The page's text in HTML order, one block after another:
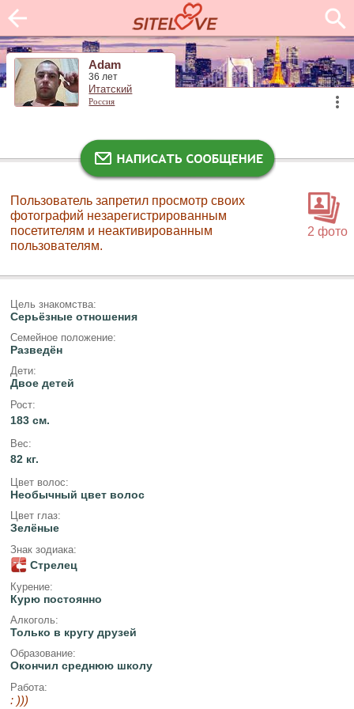
Adam
36 лет
Итатский
Россия
2 фото
Пользователь запретил просмотр своих
фотографий незарегистрированным
посетителям и неактивированным
пользователям.
Цель знакомства:
Серьёзные отношения
Семейное положение:
Разведён
Дети:
Двое детей
Рост:
183 см.
Вес:
82 кг.
Цвет волос:
Необычный цвет волос
Цвет глаз:
Зелёные
Знак зодиака:
Стрелец
Курение:
Курю постоянно
Алкоголь:
Только в кругу друзей
Образование:
Окончил среднюю школу
Работа:
: )))